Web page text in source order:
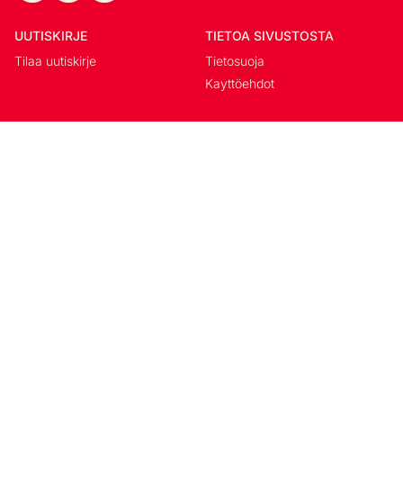
UUTISKIRJE
Tilaa uutiskirje
TIETOA SIVUSTOSTA
Tietosuoja
Kayttöehdot